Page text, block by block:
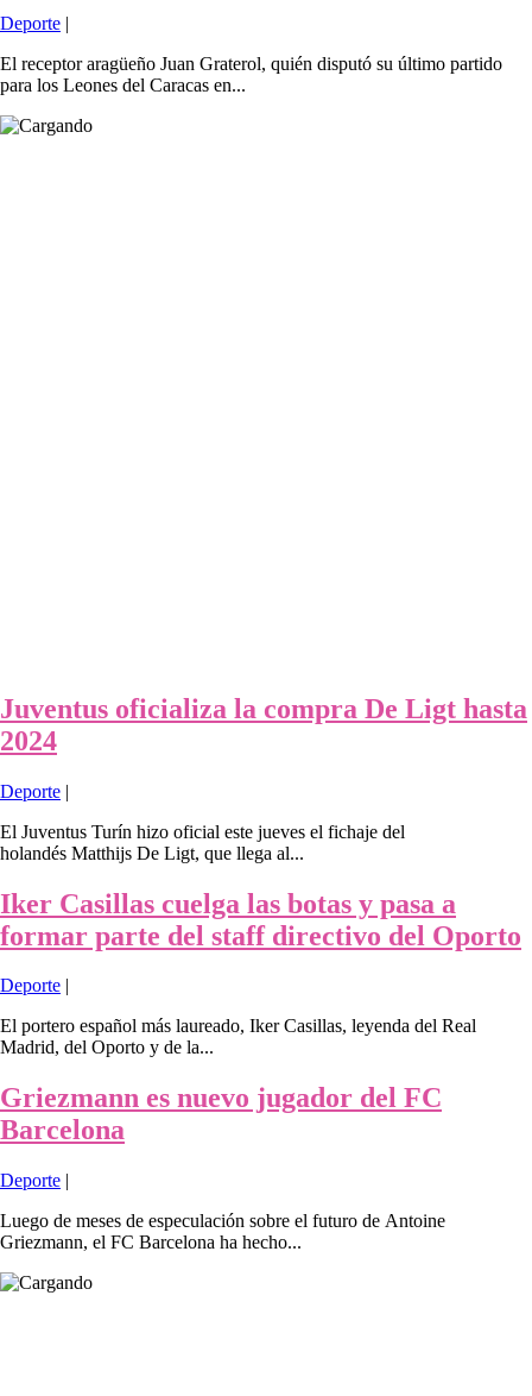
Deporte |
El receptor aragüeño Juan Graterol, quién disputó su último partido
para los Leones del Caracas en...
Juventus oficializa la compra De Ligt hasta
2024
Deporte |
El Juventus Turín hizo oficial este jueves el fichaje del
holandés Matthijs De Ligt, que llega al...
Iker Casillas cuelga las botas y pasa a
formar parte del staff directivo del Oporto
Deporte |
El portero español más laureado, Iker Casillas, leyenda del Real
Madrid, del Oporto y de la...
Griezmann es nuevo jugador del FC
Barcelona
Deporte |
Luego de meses de especulación sobre el futuro de Antoine
Griezmann, el FC Barcelona ha hecho...